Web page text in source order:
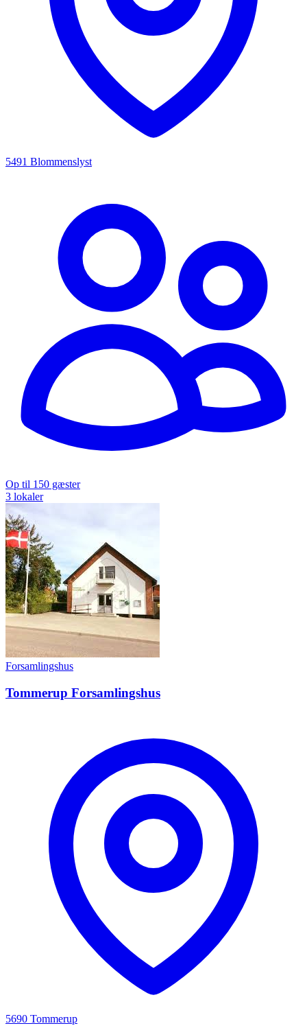
5491 Blommenslyst
Op til 150 gæster
3 lokaler
Forsamlingshus
Tommerup Forsamlingshus
5690 Tommerup